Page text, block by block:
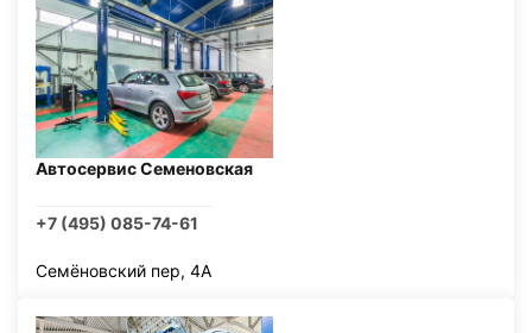
Автосервис Семеновская
+7 (495) 085-74-61
Семёновский пер, 4А